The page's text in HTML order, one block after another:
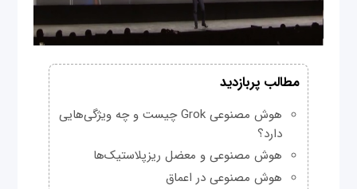
مطالب پربازدید
هوش مصنوعی Grok چیست و چه ویژگی‌هایی
دارد؟
هوش مصنوعی و معضل ریزپلاستیک‌ها
هوش مصنوعی در اعماق